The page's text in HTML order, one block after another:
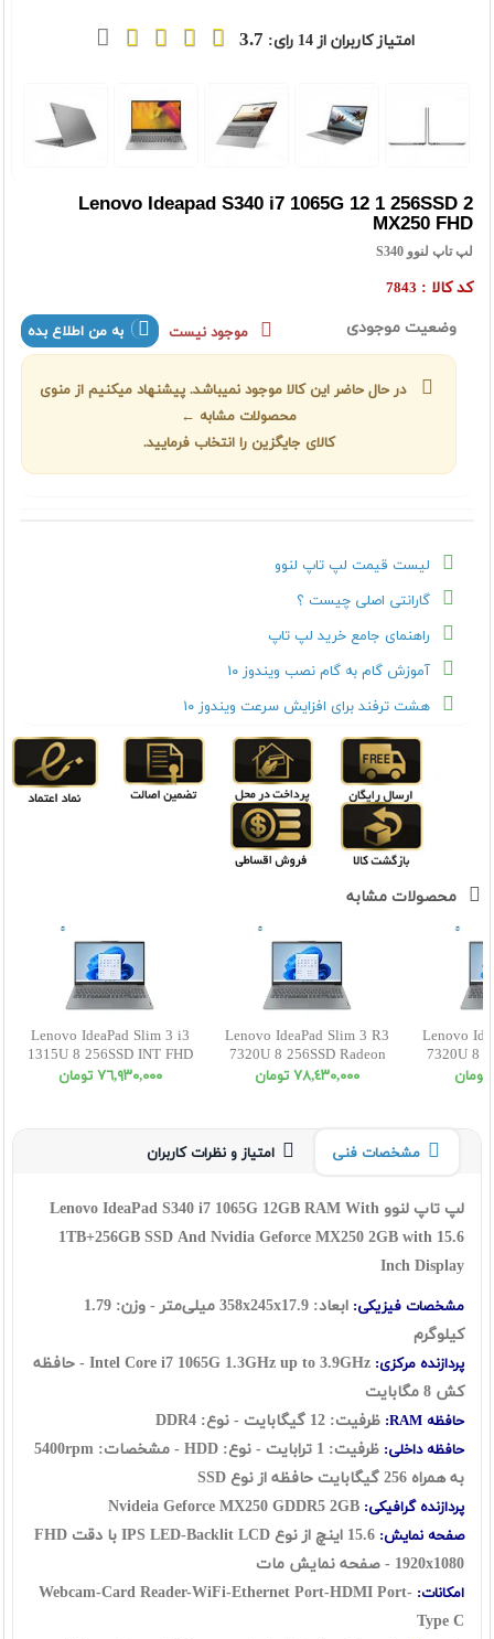
امتیاز کاربران از14 رای: 3.7
Lenovo Ideapad S340 i7 1065G 12 1 256SSD 2
MX250 FHD
لپ تاپ لنوو S340
کد کالا : 7843
وضعیت موجودی موجود نیست به من اطلاع بده
در حال حاضر این کالا موجود نمیباشد. پیشنهاد میکنیم از منوی
محصولات مشابه ←
کالای جایگزین را انتخاب فرمایید.
لیست قیمت لپ تاپ لنوو
گارانتی اصلی چیست ؟
راهنمای جامع خرید لپ تاپ
آموزش گام به گام نصب ویندوز ۱۰
هشت ترفند برای افزایش سرعت ویندوز ۱۰
محصولات مشابه
Lenovo IdeaPad Slim 3 i3
1315U 8 256SSD INT FHD
٧٦,٩٣٠,٠٠٠ تومان
Lenovo IdeaPad Slim 3 R3
7320U 8 256SSD Radeon
FHD
٧٨,٤٣٠,٠٠٠ تومان
Lenovo
7320U 8
مشخصات فنی امتیاز و نظرات کاربران
لپ تاپ لنوو Lenovo IdeaPad S340 i7 1065G 12GB RAM With
1TB+256GB SSD And Nvidia Geforce MX250 2GB with 15.6
Inch Display
مشخصات فیزیکی:
ابعاد: 358x245x17.9 میلی‌متر - وزن: 1.79
کیلوگرم
پردازنده مرکزی:
Intel Core i7 1065G 1.3GHz up to 3.9GHz - حافظه
کش 8 مگابایت
حافظه RAM: ظرفیت: 12 گيگابايت - نوع: DDR4
حافظه داخلی:
ظرفیت: 1 ترابايت - نوع: HDD - مشخصات: 5400rpm
به همراه 256 گیگابایت حافظه از نوع SSD
پردازنده گرافیکی:
صفحه نمایش:
15.6 اينچ از نوع IPS LED-Backlit LCD با دقت FHD
1920x1080 - صفحه نمایش مات
امکانات: Webcam-Card Reader-WiFi-Ethernet Port-HDMI Port-
Type C